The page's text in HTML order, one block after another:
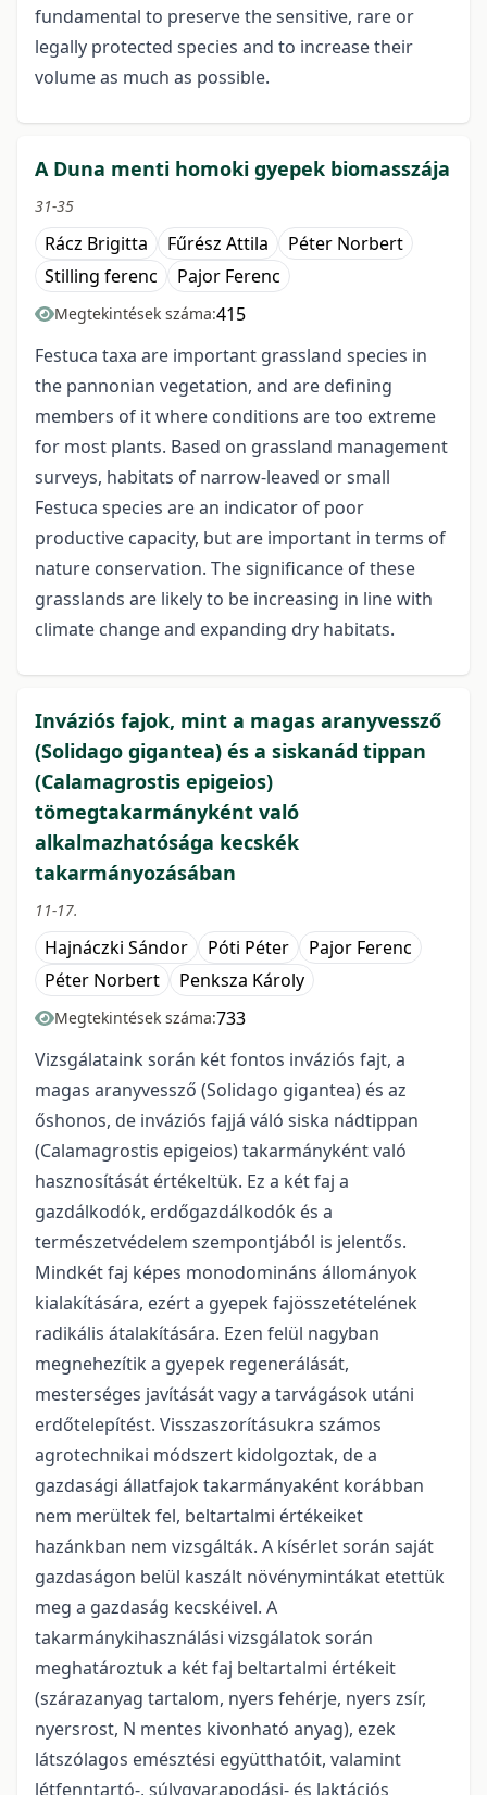
fundamental to preserve the sensitive, rare or
legally protected species and to increase their
volume as much as possible.
A Duna menti homoki gyepek biomasszája
31-35
Rácz Brigitta Fűrész Attila
Péter Norbert
Stilling ferenc
Pajor Ferenc
Megtekintések száma:415
Festuca taxa are important grassland species in
the pannonian vegetation, and are defining
members of it where conditions are too extreme
for most plants. Based on grassland management
surveys, habitats of narrow-leaved or small
Festuca species are an indicator of poor
productive capacity, but are important in terms of
nature conservation. The significance of these
grasslands are likely to be increasing in line with
climate change and expanding dry habitats.
Inváziós fajok, mint a magas aranyvessző
(Solidago gigantea) és a siskanád tippan
(Calamagrostis epigeios)
tömegtakarmányként való
alkalmazhatósága kecskék
takarmányozásában
11-17.
Hajnáczki Sándor Póti Péter
Pajor Ferenc
Péter Norbert
Penksza Károly
Megtekintések száma:733
Vizsgálataink során két fontos inváziós fajt, a
magas aranyvessző (Solidago gigantea) és az
őshonos, de inváziós fajjá váló siska nádtippan
(Calamagrostis epigeios) takarmányként való
hasznosítását értékeltük. Ez a két faj a
gazdálkodók, erdőgazdálkodók és a
természetvédelem szempontjából is jelentős.
Mindkét faj képes monodomináns állományok
kialakítására, ezért a gyepek fajösszetételének
radikális átalakítására. Ezen felül nagyban
megnehezítik a gyepek regenerálását,
mesterséges javítását vagy a tarvágások utáni
erdőtelepítést. Visszaszorításukra számos
agrotechnikai módszert kidolgoztak, de a
gazdasági állatfajok takarmányaként korábban
nem merültek fel, beltartalmi értékeiket
hazánkban nem vizsgálták. A kísérlet során saját
gazdaságon belül kaszált növénymintákat etettük
meg a gazdaság kecskéivel. A
takarmánykihasználási vizsgálatok során
meghatároztuk a két faj beltartalmi értékeit
(szárazanyag tartalom, nyers fehérje, nyers zsír,
nyersrost, N mentes kivonható anyag), ezek
látszólagos emésztési együtthatóit, valamint
létfenntartó-, súlygyarapodási- és laktációs